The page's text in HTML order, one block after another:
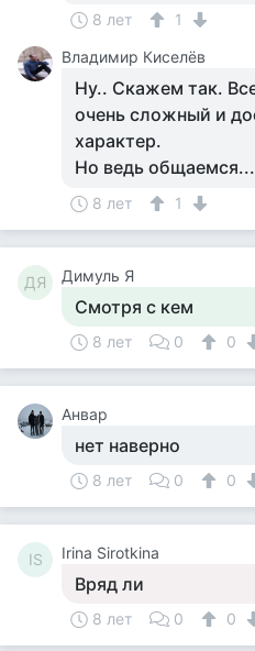
8 лет
1
Владимир Киселёв
Ну.. Скажем так.
очень сложный и
характер.
Но ведь общаемся...
8 лет 1
ДЯ Димуль Я
Смотря с кем
8 лет 0 0
Анвар
нет наверно
8 лет 0 0
IS Irina Sirotkina
Вряд ли
8 лет 0 0